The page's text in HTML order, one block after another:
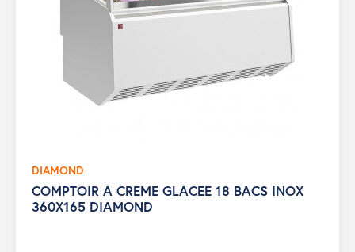
DIAMOND
COMPTOIR A CREME GLACEE 18 BACS INOX
360X165 DIAMOND